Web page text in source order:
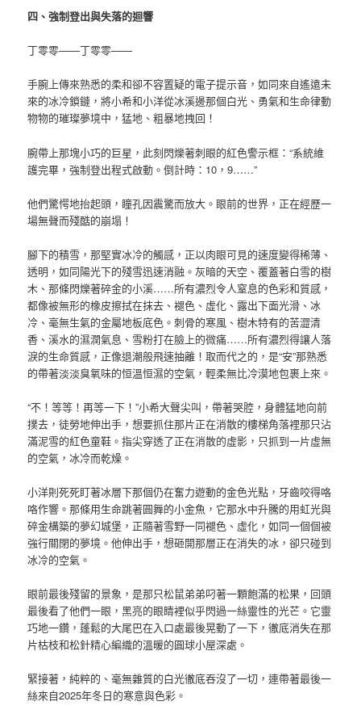
四、強制登出與失落的迴響
丁零零——丁零零——
手腕上傳來熟悉的柔和卻不容置疑的電子提示音，如同來自遙遠未
來的冰冷鎖鏈，將小希和小洋從冰溪邊那個白光、勇氣和生命律動
物物的璀璨夢境中，猛地、粗暴地拽回！
腕帶上那塊小巧的巨星，此刻閃爍著刺眼的紅色警示框：“系統維
護完畢，強制登出程式啟動。倒計時：10，9……”
他們驚愕地抬起頭，瞳孔因震驚而放大。眼前的世界，正在經歷一
場無聲而殘酷的崩塌！
腳下的積雪，那堅實冰冷的觸感，正以肉眼可見的速度變得稀薄、
透明，如同陽光下的殘雪迅速消融。灰暗的天空、覆蓋著白雪的樹
木、那條閃爍著碎金的小溪……所有濃烈令人窒息的色彩和質感，
都像被無形的橡皮擦拭在抹去、褪色、虛化、露出下面光滑、冰
冷、毫無生氣的金屬地板底色。刺骨的寒風、樹木特有的苦澀清
香、溪水的濕潤氣息、雪粉打在臉上的微痛……所有濃烈得讓人落
淚的生命質感，正像退潮般飛速抽離！取而代之的，是“安”那熟悉
的帶著淡淡臭氧味的恒溫恒濕的空氣，輕柔無比冷漠地包裹上來。
“不！等等！再等一下！”小希大聲尖叫，帶著哭腔，身體猛地向前
撲去，徒勞地伸出手，想要抓住那片正在消散的樓梯角落裡那只沾
滿泥雪的紅色童鞋。指尖穿透了正在消散的虛影，只抓到一片虛無
的空氣，冰冷而乾燥。
小洋則死死盯著冰層下那個仍在奮力遊動的金色光點，牙齒咬得咯
咯作響。那條用生命跳著圓舞的小金魚，它那水中升騰的用虹光與
碎金構築的夢幻城堡，正隨著雪野一同褪色、虛化，如同一個個被
強行關閉的夢境。他伸出手，想砸開那層正在消失的冰，卻只碰到
冰冷的空氣。
眼前最後殘留的景象，是那只松鼠弟弟叼著一顆飽滿的松果，回頭
最後看了他們一眼，黑亮的眼睛裡似乎閃過一絲靈性的光芒。它靈
巧地一鑽，蓬鬆的大尾巴在入口處最後晃動了一下，徹底消失在那
片枯枝和松針精心編織的溫暖的圓球小屋深處。
緊接著，純粹的、毫無雜質的白光徹底吞沒了一切，連帶著最後一
絲來自2025年冬日的寒意與色彩。